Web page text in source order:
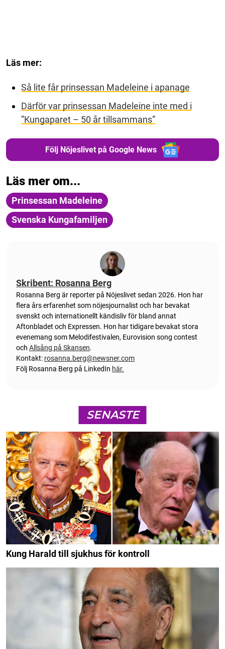
Läs mer:
Så lite får prinsessan Madeleine i apanage
Därför var prinsessan Madeleine inte med i
”Kungaparet – 50 år tillsammans”
Följ Nöjeslivet på Google News
Läs mer om...
Prinsessan Madeleine
Svenska Kungafamiljen
Skribent: Rosanna Berg
Rosanna Berg är reporter på Nöjeslivet sedan 2026. Hon har
flera års erfarenhet som nöjesjournalist och har bevakat
svenskt och internationellt kändisliv för bland annat
Aftonbladet och Expressen. Hon har tidigare bevakat stora
evenemang som Melodifestivalen, Eurovision song contest
och Allsång på Skansen.
Kontakt: rosanna.berg@newsner.com
Följ Rosanna Berg på LinkedIn här.
SENASTE
Kung Harald till sjukhus för kontroll